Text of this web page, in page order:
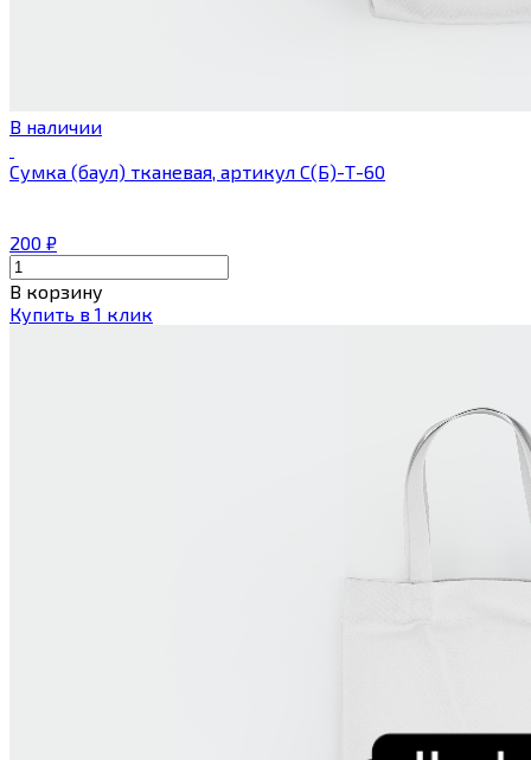
В наличии
Сумка (баул) тканевая, артикул С(Б)-Т-60
200 ₽
В корзину
Купить в 1 клик